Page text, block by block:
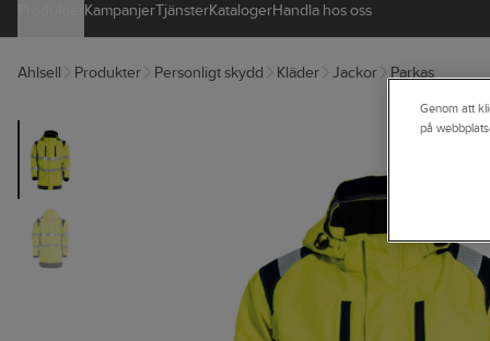
KampanjerTjänsterKatalogerHandla hos oss
Ahlsell Produkter Personligt skydd Kläder Jackor Parkas
Genom att
på